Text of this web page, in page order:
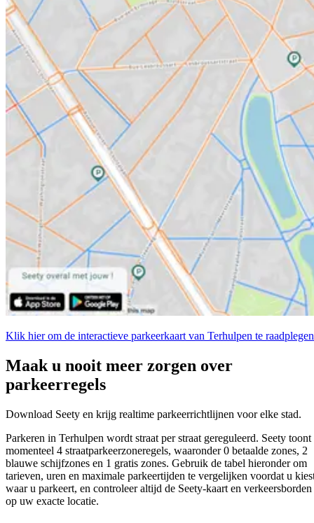
Klik hier om de interactieve parkeerkaart van Terhulpen te raadplegen
Maak u nooit meer zorgen over
parkeerregels
Download Seety en krijg realtime parkeerrichtlijnen voor elke stad.
Parkeren in Terhulpen wordt straat per straat gereguleerd. Seety toont
momenteel 4 straatparkeerzoneregels, waaronder 0 betaalde zones, 2
blauwe schijfzones en 1 gratis zones. Gebruik de tabel hieronder om
tarieven, uren en maximale parkeertijden te vergelijken voordat u
waar u parkeert, en controleer altijd de Seety-kaart en verkeersborden
op uw exacte locatie.